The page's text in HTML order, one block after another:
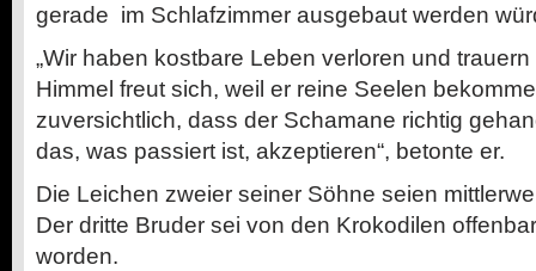
gerade im Schlafzimmer ausgebaut werden
„Wir haben kostbare Leben verloren und
Himmel freut sich, weil er reine Seelen
zuversichtlich, dass der Schamane richtig
das, was passiert ist, akzeptieren“, betonte er.
Die Leichen zweier seiner Söhne seien
Der dritte Bruder sei von den Krokodilen
worden.